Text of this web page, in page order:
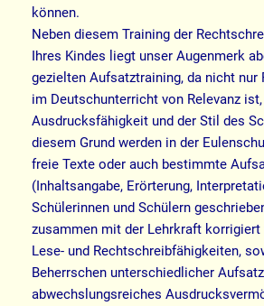
können.
Neben diesem Training der
Ihres Kindes liegt unser Augenmerk
gezielten Aufsatztraining, da nicht nur
im Deutschunterricht von Relevanz
Ausdrucksfähigkeit und der Stil des
diesem Grund werden in der
freie Texte oder auch bestimmte
(Inhaltsangabe, Erörterung,
Schülerinnen und Schülern
zusammen mit der Lehrkraft korrigiert
Lese- und Rechtschreibfähigkeiten,
Beherrschen unterschiedlicher
abwechslungsreiches